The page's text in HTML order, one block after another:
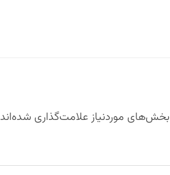
بخش‌های موردنیاز علامت‌گذاری شده‌اند